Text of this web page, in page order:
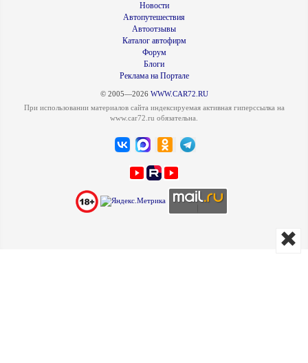
Новости
Автопутешествия
Автоотзывы
Каталог автофирм
Форум
Блоги
Реклама на Портале
© 2005—2026 WWW.CAR72.RU
При использовании материалов сайта индексируемая активная гиперссылка на
www.car72.ru обязательна.